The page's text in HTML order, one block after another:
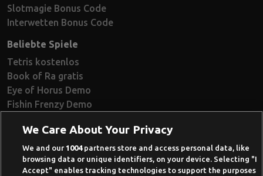
Slotmagie Bonus Code
Interwetten Bonus Code
Beliebte Spiele
Tetris kostenlos
Book of Ra gratis
Eye of Horus Demo
Fishin Frenzy Demo
Book of Dead Demo
Razor Shark Demo
Beste Online Casinos 2026
We Care About Your Privacy
We and our1004partners store and access personal data, like
browsing data or unique identifiers, on your device. Selecting "I
Accept" enables tracking technologies to support the purposes